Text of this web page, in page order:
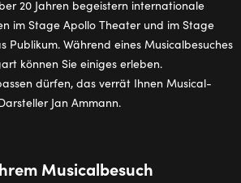
20 Jahren begeistern internationale
im Stage Apollo Theater und im Stage
Publikum. Während eines Musicalbesuches
können Sie einiges erleben.
dürfen, das verrät Ihnen Musical-
Jan Ammann.
Musicalbesuch